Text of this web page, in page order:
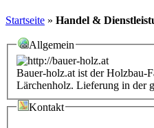
Startseite » Handel &
Allgemein
Bauer-holz.at ist der Holzbau-
Lärchenholz. Lieferung in der
Kontakt